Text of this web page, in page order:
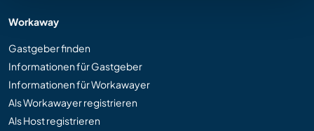
Workaway
Gastgeber finden
Informationen für Gastgeber
Informationen für Workawayer
Als Workawayer registrieren
Als Host registrieren